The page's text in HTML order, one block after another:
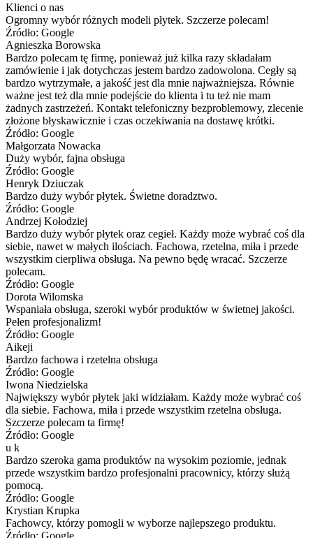
Klienci o nas
Ogromny wybór różnych modeli płytek. Szczerze polecam!
Źródło: Google
Agnieszka Borowska
Bardzo polecam tę firmę, ponieważ już kilka razy składałam
zamówienie i jak dotychczas jestem bardzo zadowolona. Cegły są
bardzo wytrzymałe, a jakość jest dla mnie najważniejsza. Równie
ważne jest też dla mnie podejście do klienta i tu też nie mam
żadnych zastrzeżeń. Kontakt telefoniczny bezproblemowy, zlecenie
złożone błyskawicznie i czas oczekiwania na dostawę krótki.
Źródło: Google
Małgorzata Nowacka
Duży wybór, fajna obsługa
Źródło: Google
Henryk Dziuczak
Bardzo duży wybór płytek. Świetne doradztwo.
Źródło: Google
Andrzej Kołodziej
Bardzo duży wybór płytek oraz cegieł. Każdy może wybrać coś dla
siebie, nawet w małych ilościach. Fachowa, rzetelna, miła i przede
wszystkim cierpliwa obsługa. Na pewno będę wracać. Szczerze
polecam.
Źródło: Google
Dorota Wilomska
Wspaniała obsługa, szeroki wybór produktów w świetnej jakości.
Pełen profesjonalizm!
Źródło: Google
Aikeji
Bardzo fachowa i rzetelna obsługa
Źródło: Google
Iwona Niedzielska
Największy wybór płytek jaki widziałam. Każdy może wybrać coś
dla siebie. Fachowa, miła i przede wszystkim rzetelna obsługa.
Szczerze polecam ta firmę!
Źródło: Google
u k
Bardzo szeroka gama produktów na wysokim poziomie, jednak
przede wszystkim bardzo profesjonalni pracownicy, którzy służą
pomocą.
Źródło: Google
Krystian Krupka
Fachowcy, którzy pomogli w wyborze najlepszego produktu.
Źródło: Google